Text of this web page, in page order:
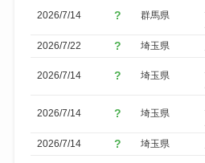
2026/7/14 群馬県
2026/7/22
埼玉県
2026/7/14 埼玉県
2026/7/14 埼玉県
2026/7/14
埼玉県